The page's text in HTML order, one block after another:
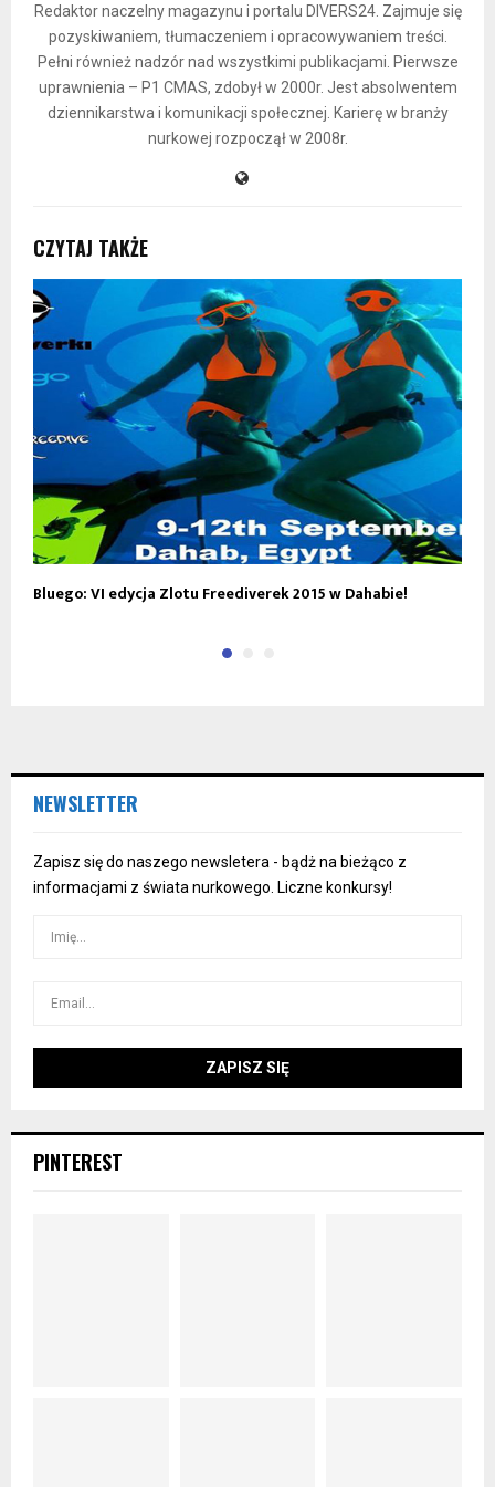
Redaktor naczelny magazynu i portalu DIVERS24. Zajmuje się
pozyskiwaniem, tłumaczeniem i opracowywaniem treści.
Pełni również nadzór nad wszystkimi publikacjami. Pierwsze
uprawnienia – P1 CMAS, zdobył w 2000r. Jest absolwentem
dziennikarstwa i komunikacji społecznej. Karierę w branży
nurkowej rozpoczął w 2008r.
CZYTAJ TAKŻE
Bluego: VI edycja Zlotu Freediverek 2015 w Dahabie!
NEWSLETTER
Zapisz się do naszego newsletera - bądż na bieżąco z
informacjami z świata nurkowego. Liczne konkursy!
PINTEREST